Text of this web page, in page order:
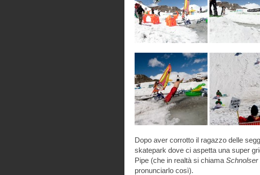
Dopo aver corrotto il ragazzo delle
skatepark dove ci aspetta una super
Pipe (che in realtà si chiama Schnolser
pronunciarlo così).